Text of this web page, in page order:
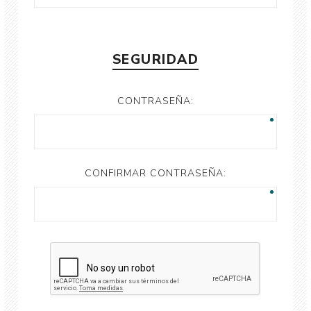
SEGURIDAD
CONTRASEÑA:
CONFIRMAR CONTRASEÑA: